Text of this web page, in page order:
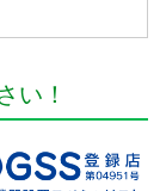
い！